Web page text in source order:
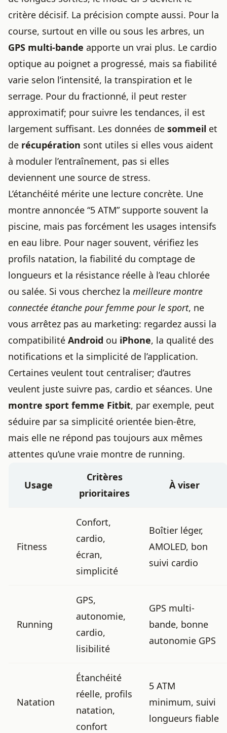
critère décisif. La précision compte aussi. Pour la
course, surtout en ville ou sous les arbres, un
GPS multi-bande apporte un vrai plus. Le cardio
optique au poignet a progressé, mais sa fiabilité
varie selon l’intensité, la transpiration et le
serrage. Pour du fractionné, il peut rester
approximatif; pour suivre les tendances, il est
largement suffisant. Les données de sommeil et
de récupération sont utiles si elles vous aident
à moduler l’entraînement, pas si elles
deviennent une source de stress.
L’étanchéité mérite une lecture concrète. Une
montre annoncée “5 ATM” supporte souvent la
piscine, mais pas forcément les usages intensifs
en eau libre. Pour nager souvent, vérifiez les
profils natation, la fiabilité du comptage de
longueurs et la résistance réelle à l’eau chlorée
ou salée. Si vous cherchez la meilleure montre
connectée étanche pour femme pour le sport, ne
vous arrêtez pas au marketing: regardez aussi la
compatibilité Android ou iPhone, la qualité des
notifications et la simplicité de l’application.
Certaines veulent tout centraliser; d’autres
veulent juste suivre pas, cardio et séances. Une
montre sport femme Fitbit, par exemple, peut
séduire par sa simplicité orientée bien-être,
mais elle ne répond pas toujours aux mêmes
attentes qu’une vraie montre de running.
Usage
Critères
prioritaires
À viser
Fitness
Confort,
cardio,
écran,
simplicité
Boîtier léger,
AMOLED, bon
suivi cardio
Running
GPS,
autonomie,
cardio,
lisibilité
GPS multi-
bande, bonne
autonomie GPS
Natation
Étanchéité
réelle, profils
natation,
confort
5 ATM
minimum, suivi
longueurs fiable